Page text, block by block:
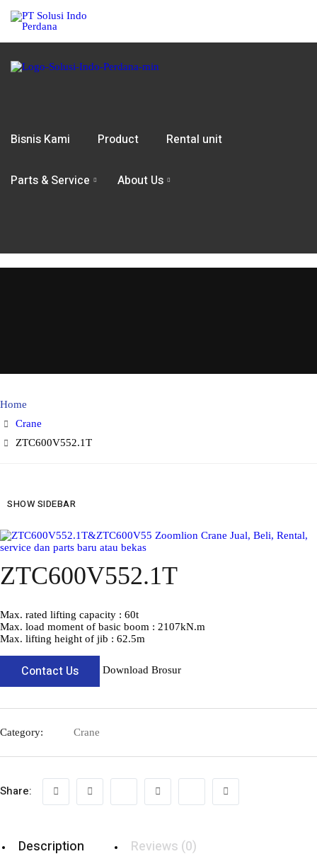
Bisnis Kami Product Rental unit
Parts & Service About Us
Home
Crane
ZTC600V552.1T
SHOW SIDEBAR
ZTC600V552.1T
Max. rated lifting capacity : 60t
Max. load moment of basic boom : 2107kN.m
Max. lifting height of jib : 62.5m
Contact Us Download Brosur
Category: Crane
Share:
Description Reviews (0)